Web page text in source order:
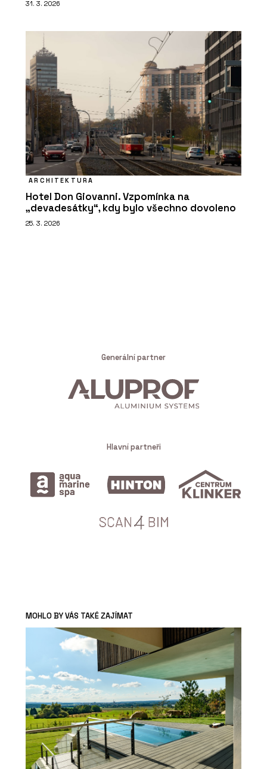
31. 3. 2026
ARCHITEKTURA
Hotel Don Giovanni. Vzpomínka na
„devadesátky“, kdy bylo všechno dovoleno
25. 3. 2026
Generální partner
Hlavní partneři
MOHLO BY VÁS TAKÉ ZAJÍMAT